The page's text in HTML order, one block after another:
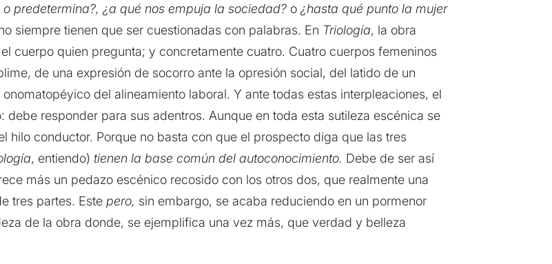
predetermina?, ¿a qué nos empuja la sociedad?o ¿hasta qué punto la mujer
siempre tienen que ser cuestionadas con palabras. En Triología, la obra
cuerpo quien pregunta; y concretamente cuatro. Cuatro cuerpos femeninos
de una expresión de socorro ante la opresión social, del latido de un
del alineamiento laboral. Y ante todas estas interpleaciones, el
responder para sus adentros. Aunque en toda esta sutileza escénica se
hilo conductor. Porque no basta con que el prospecto diga que las tres
, entiendo) tienen la base común del autoconocimiento. Debe de ser así
más un pedazo escénico recosido con los otros dos, que realmente una
tres partes. Este pero, sin embargo, se acaba reduciendo en un pormenor
de la obra donde, se ejemplifica una vez más, que verdad y belleza